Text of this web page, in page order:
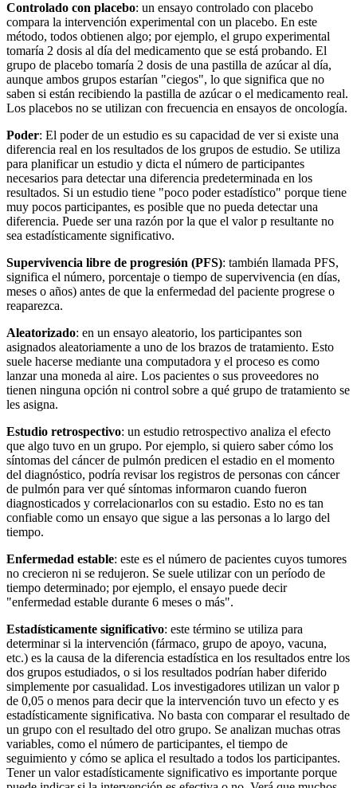
Controlado con placebo: un ensayo controlado con placebo
compara la intervención experimental con un placebo. En este
método, todos obtienen algo; por ejemplo, el grupo experimental
tomaría 2 dosis al día del medicamento que se está probando. El
grupo de placebo tomaría 2 dosis de una pastilla de azúcar al día,
aunque ambos grupos estarían "ciegos", lo que significa que no
saben si están recibiendo la pastilla de azúcar o el medicamento real.
Los placebos no se utilizan con frecuencia en ensayos de oncología.
Poder: El poder de un estudio es su capacidad de ver si existe una
diferencia real en los resultados de los grupos de estudio. Se utiliza
para planificar un estudio y dicta el número de participantes
necesarios para detectar una diferencia predeterminada en los
resultados. Si un estudio tiene "poco poder estadístico" porque tiene
muy pocos participantes, es posible que no pueda detectar una
diferencia. Puede ser una razón por la que el valor p resultante no
sea estadísticamente significativo.
Supervivencia libre de progresión (PFS): también llamada PFS,
significa el número, porcentaje o tiempo de supervivencia (en días,
meses o años) antes de que la enfermedad del paciente progrese o
reaparezca.
Aleatorizado: en un ensayo aleatorio, los participantes son
asignados aleatoriamente a uno de los brazos de tratamiento. Esto
suele hacerse mediante una computadora y el proceso es como
lanzar una moneda al aire. Los pacientes o sus proveedores no
tienen ninguna opción ni control sobre a qué grupo de tratamiento se
les asigna.
Estudio retrospectivo: un estudio retrospectivo analiza el efecto
que algo tuvo en un grupo. Por ejemplo, si quiero saber cómo los
síntomas del cáncer de pulmón predicen el estadio en el momento
del diagnóstico, podría revisar los registros de personas con cáncer
de pulmón para ver qué síntomas informaron cuando fueron
diagnosticados y correlacionarlos con su estadio. Esto no es tan
confiable como un ensayo que sigue a las personas a lo largo del
tiempo.
Enfermedad estable: este es el número de pacientes cuyos tumores
no crecieron ni se redujeron. Se suele utilizar con un período de
tiempo determinado; por ejemplo, el ensayo puede decir
"enfermedad estable durante 6 meses o más".
Estadísticamente significativo: este término se utiliza para
determinar si la intervención (fármaco, grupo de apoyo, vacuna,
etc.) es la causa de la diferencia estadística en los resultados entre los
dos grupos estudiados, o si los resultados podrían haber diferido
simplemente por casualidad. Los investigadores utilizan un valor p
de 0,05 o menos para decir que la intervención tuvo un efecto y es
estadísticamente significativa. No basta con comparar el resultado de
un grupo con el resultado del otro grupo. Se analizan muchas otras
variables, como el número de participantes, el tiempo de
seguimiento y cómo se aplica el resultado a todos los participantes.
Tener un valor estadísticamente significativo es importante porque